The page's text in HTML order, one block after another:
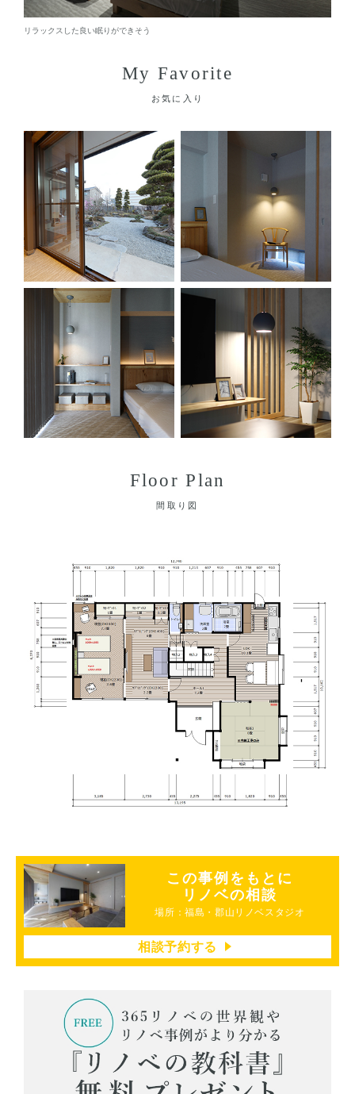
リラックスした良い眠りができそう
My Favorite
お気に入り
Floor Plan
間取り図
この事例をもとに
リノベの相談
場所：福島・郡山リノベスタジオ
相談予約する